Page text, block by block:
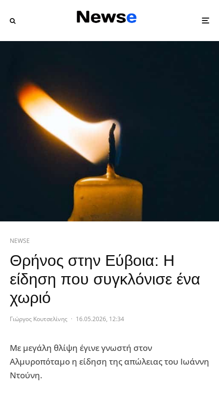
NEWSE
Θρήνος στην Εύβοια: Η
είδηση που συγκλόνισε ένα
χωριό
Γιώργος Κουτσελίνης · 16.05.2026, 12:34
Με μεγάλη θλίψη έγινε γνωστή στον
Αλμυροπόταμο η είδηση της απώλειας του Ιωάννη
Ντούνη.